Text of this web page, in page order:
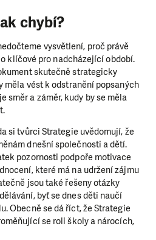
chybí?
vysvětlení, proč právě
klíčové pro nadcházející období.
skutečně strategicky
měla vést k odstranění popsaných
směr a záměr, kudy by se měla
si tvůrci Strategie uvědomují, že
dnešní společnosti a dětí.
pozornosti podpoře motivace
které má na udržení zájmu
jsou také řešeny otázky
byť se dnes děti naučí
Obecně se dá říct, že Strategie
se roli školy a nárocích,